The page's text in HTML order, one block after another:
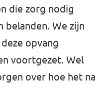
die zorg nodig
belanden. We zijn
opvang
voortgezet. Wel
over hoe het na